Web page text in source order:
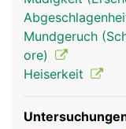
die über die
gelangen. Der
Zahnschmelz
tiefer liegenden
Bereich des
maximal zwei
Mundgeruch
ore)
Heiserkeit